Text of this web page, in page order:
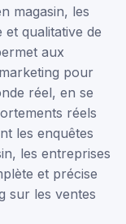
magasin, les
qualitative de
aux
pour
réel, en se
réels
les enquêtes
les entreprises
et précise
sur les ventes